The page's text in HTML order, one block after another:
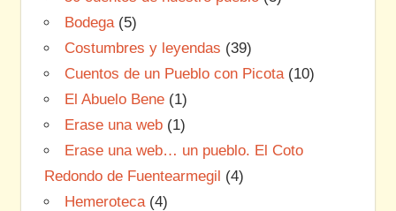
Bodega(5)
Costumbres y leyendas (39)
Cuentos de un Pueblo con Picota(10)
El Abuelo Bene(1)
Erase una web(1)
Erase una web… un pueblo. El Coto
Redondo de Fuentearmegil (4)
Hemeroteca(4)